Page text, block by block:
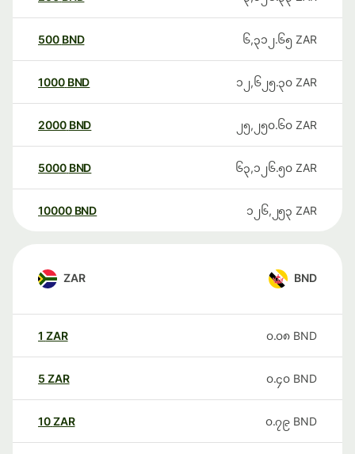
500 BND ၆,၃၁၂.၆၅ ZAR
1000 BND ၁၂,၆၂၅.၃၀ ZAR
2000 BND ၂၅,၂၅၀.၆၀ ZAR
5000 BND ၆၃,၁၂၆.၅၀ ZAR
10000 BND ၁၂၆,၂၅၃ ZAR
ZAR BND
1 ZAR ၀.၀၈ BND
5 ZAR ၀.၄၀ BND
10ZAR ၀.၇၉ BND